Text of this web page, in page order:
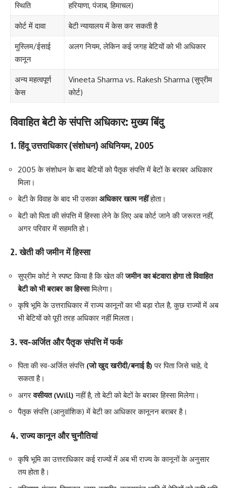
स्थिति
हरियाणा, पंजाब, हिमाचल)
कोर्ट में दावा बेटी न्यायालय में केस कर सकती है
मुस्लिम/ईसाई
कानून
अलग नियम, लेकिन कई जगह बेटियों को भी अधिकार
अन्य महत्वपूर्ण
केस
Vineeta Sharma vs. Rakesh Sharma (सुप्रीम
कोर्ट)
विवाहित बेटी के संपत्ति अधिकार: मुख्य बिंदु
1. हिंदू उत्तराधिकार (संशोधन) अधिनियम, 2005
2005 के संशोधन के बाद बेटियों को पैतृक संपत्ति में बेटों के बराबर अधिकार
मिला।
बेटी के विवाह के बाद भी उसकाअधिकार खत्म नहींहोता।
बेटी को पिता की संपत्ति में हिस्सा लेने के लिए अब कोर्ट जाने की जरूरत नहीं,
अगर परिवार में सहमति हो।
2. खेती की जमीन में हिस्सा
सुप्रीम कोर्ट ने स्पष्ट किया है कि खेत कीजमीन का बंटवारा होगा तो विवाहित
बेटी को भी बराबर का हिस्सामिलेगा।
कृषि भूमि के उत्तराधिकार में राज्य कानूनों का भी बड़ा रोल है, कुछ राज्यों में अब
भी बेटियों को पूरी तरह अधिकार नहीं मिलता।
3. स्व-अर्जित और पैतृक संपत्ति में फर्क
पिता की स्व-अर्जित संपत्ति (जो खुद खरीदी/बनाई है) पर पिता जिसे चाहे, दे
सकता है।
अगरवसीयत (Will) नहीं है, तो बेटी को बेटों के बराबर हिस्सा मिलेगा।
पैतृक संपत्ति (आनुवांशिक) में बेटी का अधिकार कानूनन बराबर है।
4. राज्य कानून और चुनौतियां
कृषि भूमि का उत्तराधिकार कई राज्यों में अब भी राज्य के कानूनों के अनुसार
तय होता है।